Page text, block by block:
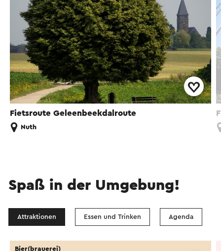
Fietsroute Geleenbeekdalroute
Nuth
Spaß in der Umgebung!
Attraktionen Essen und Trinken Agenda
Bier(brauerei)